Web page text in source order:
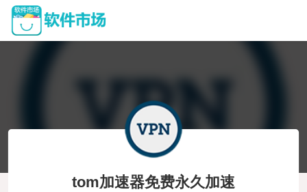
tom加速器免费永久加速